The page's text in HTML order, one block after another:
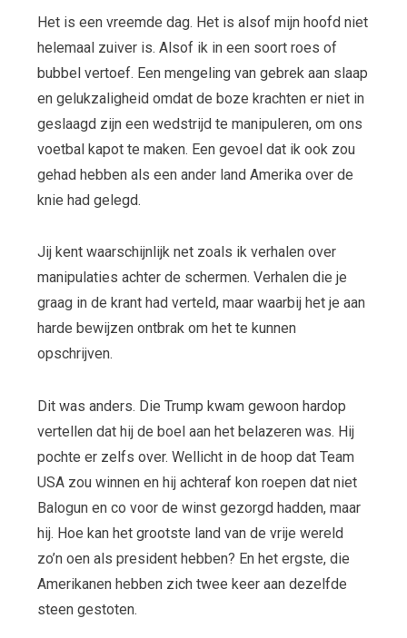
Het is een vreemde dag. Het is alsof mijn hoofd niet
helemaal zuiver is. Alsof ik in een soort roes of
bubbel vertoef. Een mengeling van gebrek aan slaap
en gelukzaligheid omdat de boze krachten er niet in
geslaagd zijn een wedstrijd te manipuleren, om ons
voetbal kapot te maken. Een gevoel dat ik ook zou
gehad hebben als een ander land Amerika over de
knie had gelegd.
Jij kent waarschijnlijk net zoals ik verhalen over
manipulaties achter de schermen. Verhalen die je
graag in de krant had verteld, maar waarbij het je aan
harde bewijzen ontbrak om het te kunnen
opschrijven.
Dit was anders. Die Trump kwam gewoon hardop
vertellen dat hij de boel aan het belazeren was. Hij
pochte er zelfs over. Wellicht in de hoop dat Team
USA zou winnen en hij achteraf kon roepen dat niet
Balogun en co voor de winst gezorgd hadden, maar
hij. Hoe kan het grootste land van de vrije wereld
zo’n oen als president hebben? En het ergste, die
Amerikanen hebben zich twee keer aan dezelfde
steen gestoten.